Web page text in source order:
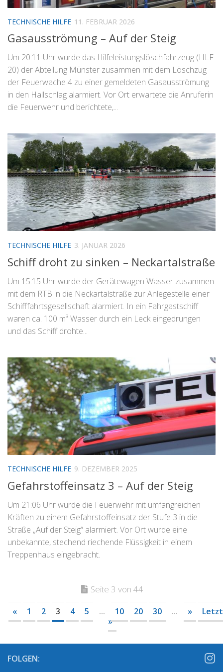
TECHNISCHE HILFE 11. FEBRUAR 2026
Gasausströmung – Auf der Steig
Um 20:11 Uhr wurde das Hilfeleistungslöschfahrzeug (HLF
20) der Abteilung Münster zusammen mit dem Löschzug
der Feuerwache 4 zu einer gemeldeten Gasausströmung
in den Hallschlag alarmiert. Vor Ort erwartete die Anruferin
die Feuerwehr und berichtete,...
TECHNISCHE HILFE 3. JANUAR 2026
Schiff droht zu sinken – Neckartalstraße
Um 15:15 Uhr wurde der Gerätewagen Wasser zusammen
mit dem RTB in die Neckartalstraße zur Anlegestelle einer
Schifffahrtsgesellschaft alarmiert. In ein Fahrgastschiff
waren ca. 100 m³ Wasser durch ein Leck eingedrungen
und das Schiff drohte...
TECHNISCHE HILFE 9. DEZEMBER 2025
Gefahrstoffeinsatz 3 – Auf der Steig
Um 21:06 Uhr wurde die Feuerwehr mit umfangreichen
Kräften zu einem Gefahrstoffeinsatz der Stufe 3 in die
Straße „Auf der Steig“ alarmiert. Vor Ort wurde eine
unbekannte, stechend riechende Flüssigkeit in einem
Treppenhaus eingebracht.
Seite 3 von 44
« 1 2 3 4 5 ... 10 20 30 ... »
»
FOLGEN: